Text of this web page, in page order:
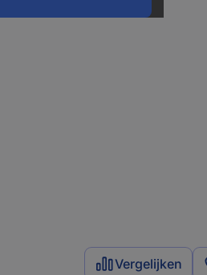
Vergelijken